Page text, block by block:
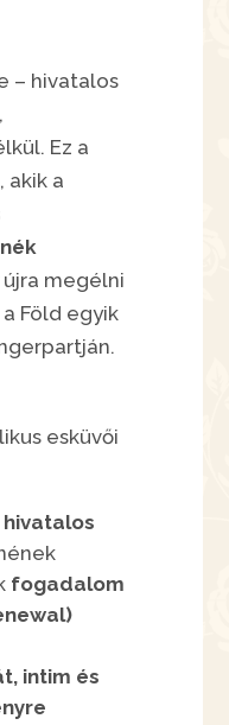
– hivatalos
Ez a
akik a
újra megélni
a Föld egyik
esküvői
hivatalos
fogadalom
intim és